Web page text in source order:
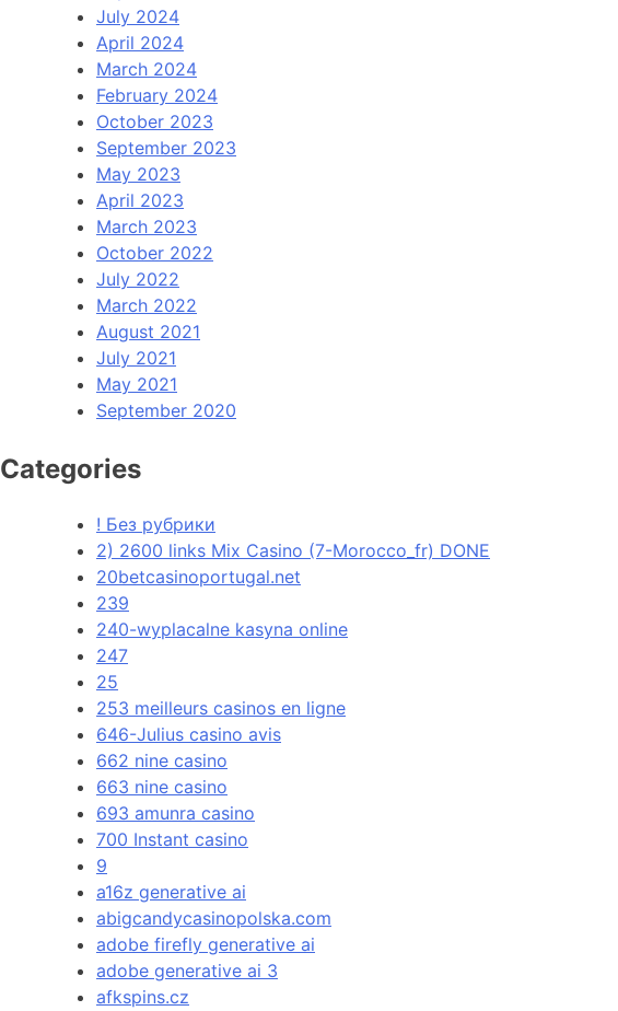
July 2024
April 2024
March 2024
February 2024
October 2023
September 2023
May 2023
April 2023
March 2023
October 2022
July 2022
March 2022
August 2021
July 2021
May 2021
September 2020
Categories
! Без рубрики
2) 2600 links Mix Casino (7-Morocco_fr) DONE
20betcasinoportugal.net
239
240-wyplacalne kasyna online
247
25
253 meilleurs casinos en ligne
646-Julius casino avis
662 nine casino
663 nine casino
693 amunra casino
700 Instant casino
9
a16z generative ai
abigcandycasinopolska.com
adobe firefly generative ai
adobe generative ai 3
afkspins.cz